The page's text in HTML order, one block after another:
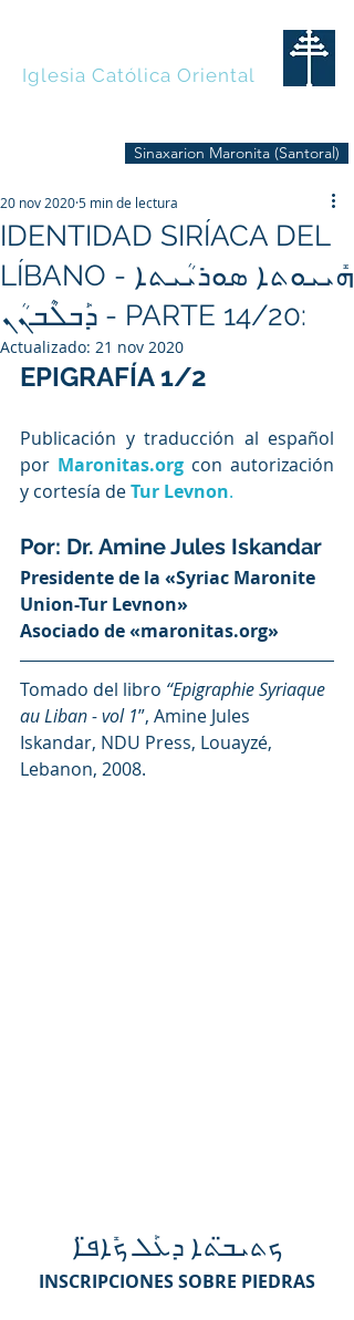
Iglesia Católica Oriental
Sinaxarion Maronita (Santoral)
IDENTIDAD SIRÍACA DEL
LÍBANO - ܗܺܝܝܘܬܐ ܣܘܪܝܳܝܬܐ
ܕܰܒܠܶܒܢܳܢ - PARTE 14/20:
20 nov 20205 min de lectura
Actualizado: 21 nov 2020
EPIGRAFÍA 1/2
Publicación y traducción al español
por Maronitas.org con autorización
y cortesía deTur Levnon.
Por: Dr. Amine Jules Iskandar
Presidente de la «Syriac Maronite
Union-Tur Levnon»
Asociado de «maronitas.org»
Tomado del libro “Epigraphie Syriaque
au Liban - vol 1”, Amine Jules
Iskandar, NDU Press, Louayzé,
Lebanon, 2008.
ܟܬܝܒ̈ܬܐ ܕܥܰܠ ܟܺܐܦ̈ܐ
INSCRIPCIONES SOBRE PIEDRAS